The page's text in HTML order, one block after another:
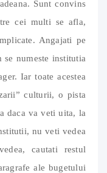
Sunt convins
cei multi se afla,
Angajati pe
numeste institutia
Iar toate acestea
culturii, o pista
daca va veti uita, la
nu veti vedea
cautati restul
ale bugetului